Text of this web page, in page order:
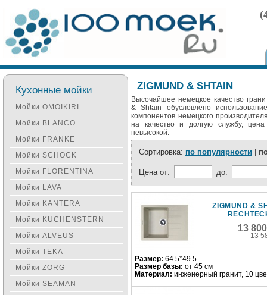
ZIGMUND & SHTAIN
Высочайшее немецкое качество
& Shtain обусловлено
компонентов немецкого
на качество и долгую службу,
невысокой.
Сортировка: по популярности
Цена от: до:
ZIGMUND &
13
13
Размер: 64.5*49.5
Размер базы: от 45 см
Материал: инженерный гранит, 10
Кухонные мойки
Мойки OMOIKIRI
Мойки BLANCO
Мойки FRANKE
Мойки SCHOCK
Мойки FLORENTINA
Мойки LAVA
Мойки KANTERA
Мойки KUCHENSTERN
Мойки ALVEUS
Мойки TEKA
Мойки ZORG
Мойки SEAMAN